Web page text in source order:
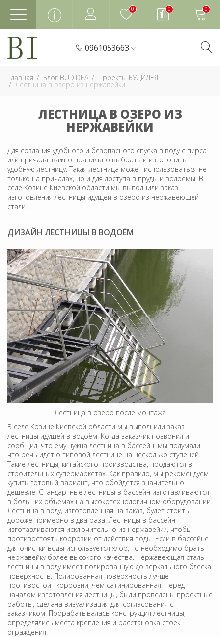
0 0 0
0961053663
Главная Блог BUDIDEA Проекты БУДИДЕЯ
Лестница в озеро из нержавейки
ЛЕСТНИЦА В ОЗЕРО ИЗ
НЕРЖАВЕЙКИ
Для создания удобного и безопасного спуска в воду с пирса
или причала, важно правильно выбрать и изготовить
удобную лестницу. Такая лестница может использоваться не
только на причалах, но и для доступа в пруды и водоёмы. В
селе Козине Киевской области мы выполнили заказ
изготовления лестницы идущей в озеро из нержавеющей
стали.
ДИЗАЙН ЛЕСТНИЦЫ В ВОДОЁМ
Лестница в озеро после монтажа
В селе Козине Киевской области мы выполнили заказ
лестницы идущей в водоём. Когда заказчик позвонил и
сообщил, что ему нужна лестница в бассейн, мы подумали
что речь идёт о типовой лестнице на несколько ступеней.
Такие лестницы, китайского производства, продаются в
строительных супермаркетах. Как правило, мы рекомендуем
купить готовый вариант, что обойдётся значительно
дешевле. Стандартные лестницы в бассейн изготавливаются
в больших объёмах на высокотехнологичном оборудовании.
Лестница в воду, изготовленная на заказ, будет стоить
дороже примерно в два раза. Лестницы в бассейн
изготавливаются исключительно из нержавейки, чтобы
противостоять коррозии от действия воды. Если в бассейне
для очистки воды используется хлор, то необходимо брать
нержавейку более высокого качества. Нержавеющая сталь
лестницы в воду имеет полированную до зеркального блеска
поверхность. Полированная поверхность лучше
противостоит коррозии, чем сатинированная. Перед
началом изготовления лестницы, были проведены проектные
работы, сделана визуализация для согласования с
заказчиком. Прорабатывалась конструкция лестницы,
определялись места крепления и расстановка стоек
ограждения.